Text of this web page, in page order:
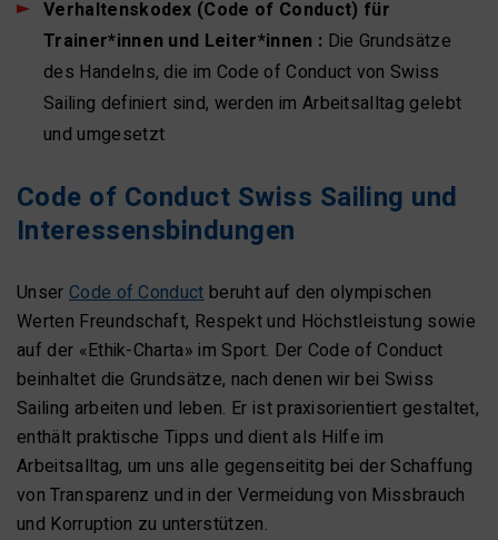
Verhaltenskodex (Code of Conduct) für
Trainer*innen und Leiter*innen : Die Grundsätze
des Handelns, die im Code of Conduct von Swiss
Sailing definiert sind, werden im Arbeitsalltag gelebt
und umgesetzt
Code of Conduct Swiss Sailing und
Interessensbindungen
Unser Code of Conductberuht auf den olympischen
Werten Freundschaft, Respekt und Höchstleistung sowie
auf der «Ethik-Charta» im Sport. Der Code of Conduct
beinhaltet die Grundsätze, nach denen wir bei Swiss
Sailing arbeiten und leben. Er ist praxisorientiert gestaltet,
enthält praktische Tipps und dient als Hilfe im
Arbeitsalltag, um uns alle gegenseititg bei der Schaffung
von Transparenz und in der Vermeidung von Missbrauch
und Korruption zu unterstützen.